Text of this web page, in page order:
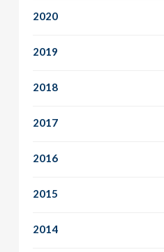
2020
2019
2018
2017
2016
2015
2014